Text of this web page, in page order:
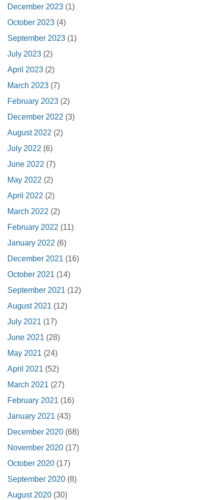
December 2023 (1)
October 2023 (4)
September 2023 (1)
July 2023 (2)
April 2023 (2)
March 2023 (7)
February 2023 (2)
December 2022 (3)
August 2022 (2)
July 2022 (6)
June 2022 (7)
May 2022 (2)
April 2022 (2)
March 2022 (2)
February 2022 (11)
January 2022 (6)
December 2021 (16)
October 2021 (14)
September 2021 (12)
August 2021 (12)
July 2021 (17)
June 2021 (28)
May 2021 (24)
April 2021 (52)
March 2021 (27)
February 2021 (16)
January 2021 (43)
December 2020 (68)
November 2020 (17)
October 2020 (17)
September 2020 (8)
August 2020 (30)